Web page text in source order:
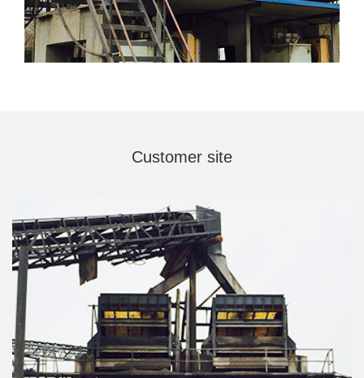
Customer site